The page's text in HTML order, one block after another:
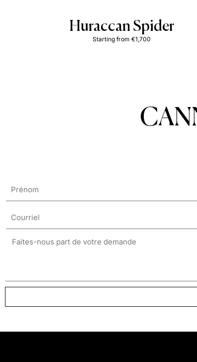
Huraccan Spider
Starting from €1,700